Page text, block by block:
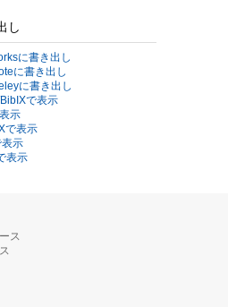
し
に書き出し
に書き出し
に書き出し
で表示
示
で表示
示
表示
ス